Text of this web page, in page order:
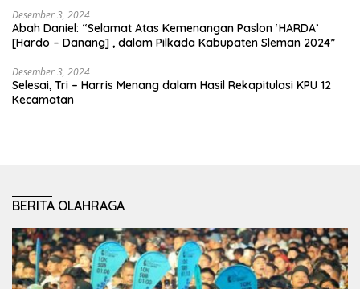
Desember 3, 2024
Abah Daniel: “Selamat Atas Kemenangan Paslon ‘HARDA’
[Hardo – Danang] , dalam Pilkada Kabupaten Sleman 2024”
Desember 3, 2024
Selesai, Tri – Harris Menang dalam Hasil Rekapitulasi KPU 12
Kecamatan
BERITA OLAHRAGA